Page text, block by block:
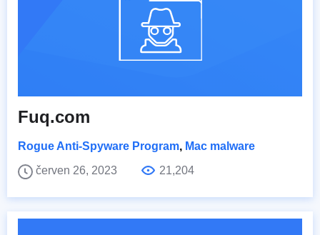
Fuq.com
Rogue Anti-Spyware Program, Mac malware
červen 26, 2023
21,204